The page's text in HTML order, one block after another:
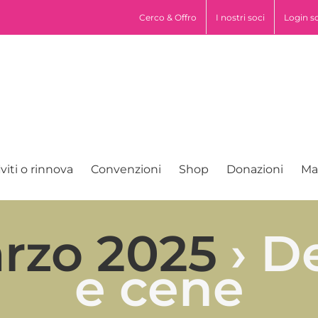
Cerco & Offro I nostri soci Login
o rinnova Convenzioni Shop Donazioni
2025 ›
e cene